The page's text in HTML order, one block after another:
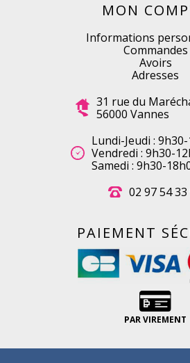
MON
Informations
Commandes
Avoirs
Adresses
31 rue du
56000 Vannes
Lundi-Jeudi :
Vendredi : 9h30-
Samedi : 9h30-
02 97 54 33
PAIEMENT
PAR VIREMENT